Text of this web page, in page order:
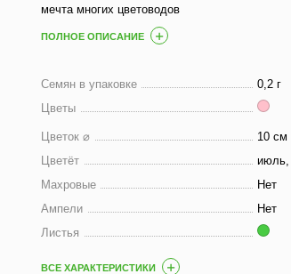
мечта многих цветоводов
ПОЛНОЕ ОПИСАНИЕ
Семян в упаковке
0,2 г
Цветы
Цветок ⌀
10 см
Цветёт
июль,
Махровые
Нет
Ампели
Нет
Листья
ВСЕ ХАРАКТЕРИСТИКИ